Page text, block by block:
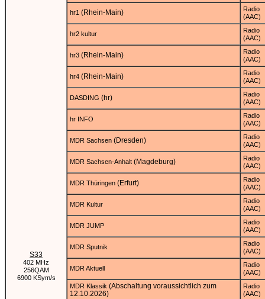
S33
402 MHz
256QAM
6900 KSym/s
hr1 (Rhein-Main)
Radio
(AAC)
hr2 kultur
Radio
(AAC)
hr3 (Rhein-Main)
Radio
(AAC)
hr4 (Rhein-Main)
Radio
(AAC)
DASDING (hr)
Radio
(AAC)
hr INFO
Radio
(AAC)
MDR Sachsen (Dresden)
Radio
(AAC)
MDR Sachsen-Anhalt (Magdeburg)
Radio
(AAC)
MDR Thüringen (Erfurt)
Radio
(AAC)
MDR Kultur
Radio
(AAC)
MDR JUMP
Radio
(AAC)
MDR Sputnik
Radio
(AAC)
MDR Aktuell
Radio
(AAC)
MDR Klassik (Abschaltung voraussichtlich zum
12.10.2026)
Radio
(AAC)